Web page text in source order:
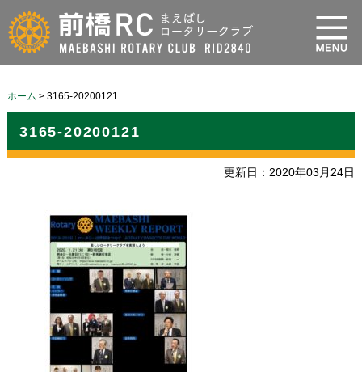
ホーム > 3165-20200121
3165-20200121
更新日：2020年03月24日